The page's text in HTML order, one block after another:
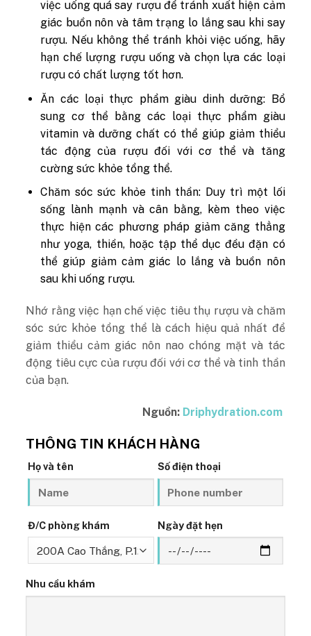
việc uống quá say rượu để tránh xuất hiện cảm
giác buồn nôn và tâm trạng lo lắng sau khi say
rượu. Nếu không thể tránh khỏi việc uống, hãy
hạn chế lượng rượu uống và chọn lựa các loại
rượu có chất lượng tốt hơn.
Ăn các loại thực phẩm giàu dinh dưỡng: Bổ
sung cơ thể bằng các loại thực phẩm giàu
vitamin và dưỡng chất có thể giúp giảm thiểu
tác động của rượu đối với cơ thể và tăng
cường sức khỏe tổng thể.
Chăm sóc sức khỏe tinh thần: Duy trì một lối
sống lành mạnh và cân bằng, kèm theo việc
thực hiện các phương pháp giảm căng thẳng
như yoga, thiền, hoặc tập thể dục đều đặn có
thể giúp giảm cảm giác lo lắng và buồn nôn
sau khi uống rượu.
Nhớ rằng việc hạn chế việc tiêu thụ rượu và chăm
sóc sức khỏe tổng thể là cách hiệu quả nhất để
giảm thiểu cảm giác nôn nao chóng mặt và tác
động tiêu cực của rượu đối với cơ thể và tinh thần
của bạn.
Nguồn: Driphydration.com
THÔNG TIN KHÁCH HÀNG
Họ và tên Số điện thoại
Đ/C phòng khám Ngày đặt hẹn
Nhu cầu khám